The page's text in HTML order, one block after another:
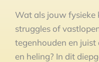
Wat als jouw fysieke
struggles of
tegenhouden en
en heling? In dit